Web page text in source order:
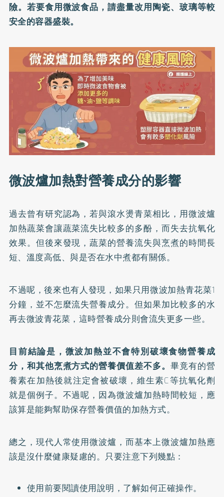
險。若要食用微波食品，請盡量改用陶瓷、玻璃等較
安全的容器盛裝。
微波爐加熱對營養成分的影響
過去曾有研究認為，若與滾水燙青菜相比，用微波爐
加熱蔬菜會讓蔬菜流失比較多的多酚，而失去抗氧化
效果。但後來發現，蔬菜的營養流失與烹煮的時間長
短、溫度高低、與是否在水中煮都有關係。
不過呢，後來也有人發現，如果只用微波加熱青花菜1
分鐘，並不怎麼流失營養成分。但如果加比較多的水
再去微波青花菜，這時營養成分則會流失更多一些。
目前結論是，微波加熱並不會特別破壞食物營養成
分，和其他烹煮方式的營養價值差不多。 畢竟有的營
養素在加熱後就注定會被破壞，維生素C等抗氧化劑
就是個例子。不過呢，因為微波爐加熱時間較短，應
該算是能夠幫助保存營養價值的加熱方式。
總之，現代人常使用微波爐，而基本上微波爐加熱應
該是沒什麼健康疑慮的。只要注意下列幾點：
使用前要閱讀使用說明，了解如何正確操作。